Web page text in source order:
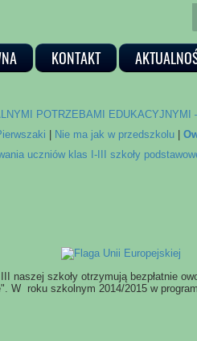
KONTAKT
POTRZEBAMI EDUKACYJNYMI
Nie ma jak w przedszkolu|
uczniów klas I-III szkoły
naszej szkoły otrzymują bezpłatnie
W roku szkolnym 2014/2015 w